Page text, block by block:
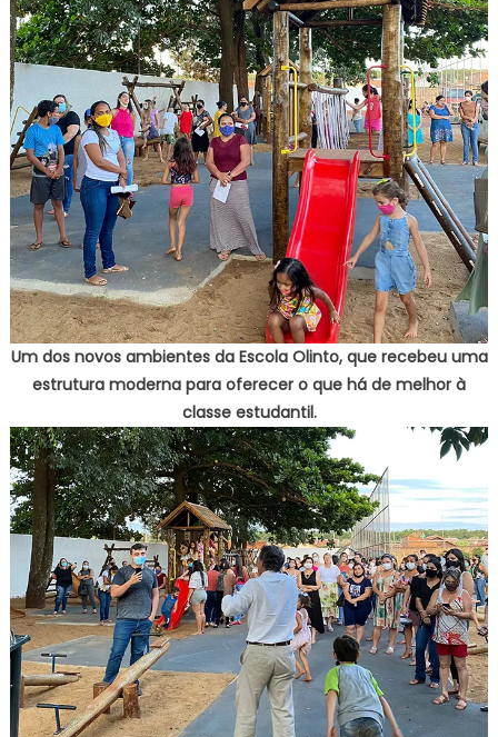
Um dos novos ambientes da Escola Olinto, que recebeu uma
estrutura moderna para oferecer o que há de melhor à
classe estudantil.